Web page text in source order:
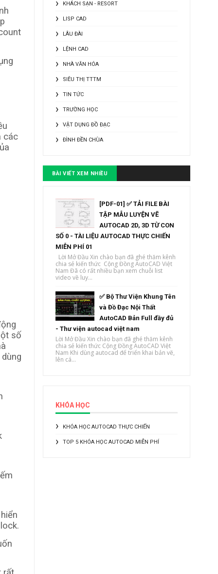
các
số
KHÁCH SẠN - RESORT
LISP CAD
LÂU ĐÀI
LỆNH CAD
NHÀ VĂN HÓA
SIÊU THỊ TTTM
TIN TỨC
TRƯỜNG HỌC
VẬT DỤNG ĐỒ ĐẠC
ĐÌNH ĐỀN CHÙA
BÀI VIẾT XEM NHIỀU
[PDF-01] ✅ TẢI FILE BÀI
TẬP MẪU LUYỆN VẼ
AUTOCAD 2D, 3D TỪ CON
SỐ 0 - TÀI LIỆU AUTOCAD THỰC CHIẾN
MIỄN PHÍ 01
Lời Mở Đầu Xin chào bạn đã ghé thăm kênh
chia sẻ kiến thức Cộng Đồng AutoCAD Việt
Nam Đã có rất nhiều bạn xem chuỗi list
video về luy...
✅ Bộ Thư Viện Khung Tên
và Đồ Đạc Nội Thất
AutoCAD Bản Full đầy đủ
- Thư viện autocad việt nam
Lời Mở Đầu Xin chào bạn đã ghé thăm kênh
chia sẻ kiến thức Cộng Đồng AutoCAD Việt
Nam Khi dùng autocad để triển khai bản vẽ,
lên cá...
KHÓA HỌC
KHÓA HỌC AUTOCAD THỰC CHIẾN
TOP 5 KHÓA HỌC AUTOCAD MIỄN PHÍ